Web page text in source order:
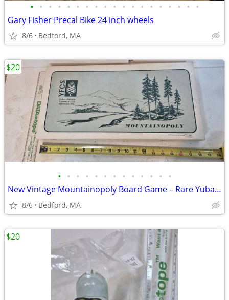
• • • • • • • • • • • • • • • • • • •
Gary Fisher Precal Bike 24 inch wheels
8/6 Bedford, MA
• • • • • • • • • • • • •
New Vintage Mountainopoly Board Game – Rare Yuba Feather Communities E
8/6 Bedford, MA
$20
$20